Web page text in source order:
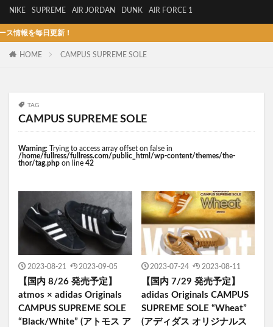
NIKE SUPREME AIR JORDAN DUNK AIR FORCE 1
を毎日更新！
HOME CAMPUS SUPREME SOLE
TAG
CAMPUS SUPREME SOLE
Warning: Trying to access array offset on false in
/home/fullress/fullress.com/public_html/wp-content/themes/the-
thor/tag.php on line 42
2023-08-21 2023-09-05
【国内 8/26 発売予定】
atmos × adidas Originals
CAMPUS SUPREME SOLE
“Black/White” (アトモス ア
2023-07-24 2023-08-11
【国内 7/29 発売予定】
adidas Originals CAMPUS
SUPREME SOLE “Wheat”
(アディダス オリジナルス